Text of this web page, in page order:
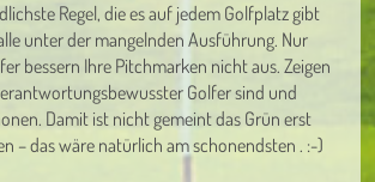
Regel, die es auf jedem Golfplatz gibt
unter der mangelnden Ausführung. Nur
bessern Ihre Pitchmarken nicht aus. Zeigen
Golfer sind und
Damit ist nicht gemeint das Grün erst
– das wäre natürlich am schonendsten . :-)